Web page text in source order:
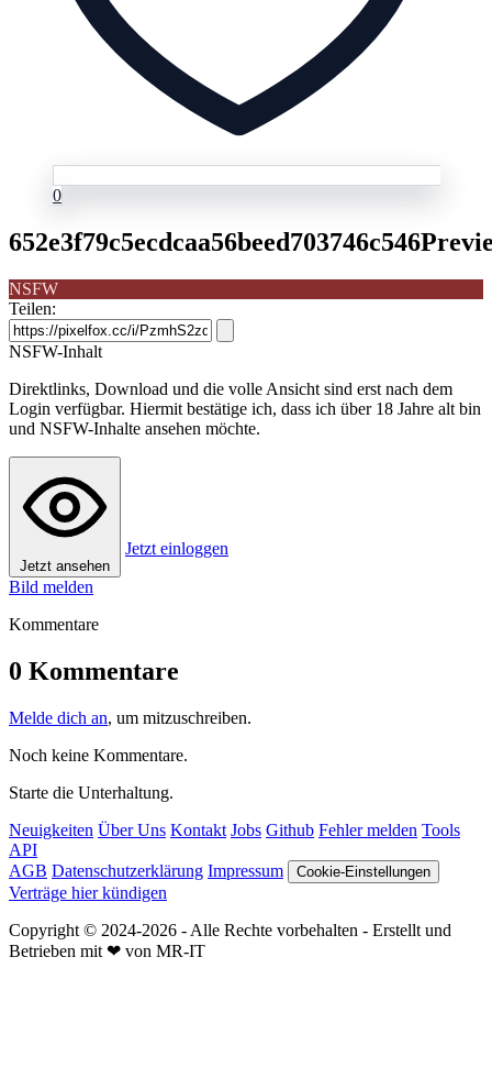
0
NSFW
Teilen:
NSFW-Inhalt
Direktlinks, Download und die volle Ansicht sind erst nach dem
Login verfügbar. Hiermit bestätige ich, dass ich über 18 Jahre alt bin
und NSFW-Inhalte ansehen möchte.
Jetzt ansehen
Jetzt einloggen
Bild melden
Kommentare
0 Kommentare
Melde dich an, um mitzuschreiben.
Noch keine Kommentare.
Starte die Unterhaltung.
Neuigkeiten Über Uns Kontakt Jobs Github Fehler melden Tools
API
AGB Datenschutzerklärung Impressum Cookie-Einstellungen
Verträge hier kündigen
Copyright © 2024-2026 - Alle Rechte vorbehalten - Erstellt und
Betrieben mit ❤ von MR-IT